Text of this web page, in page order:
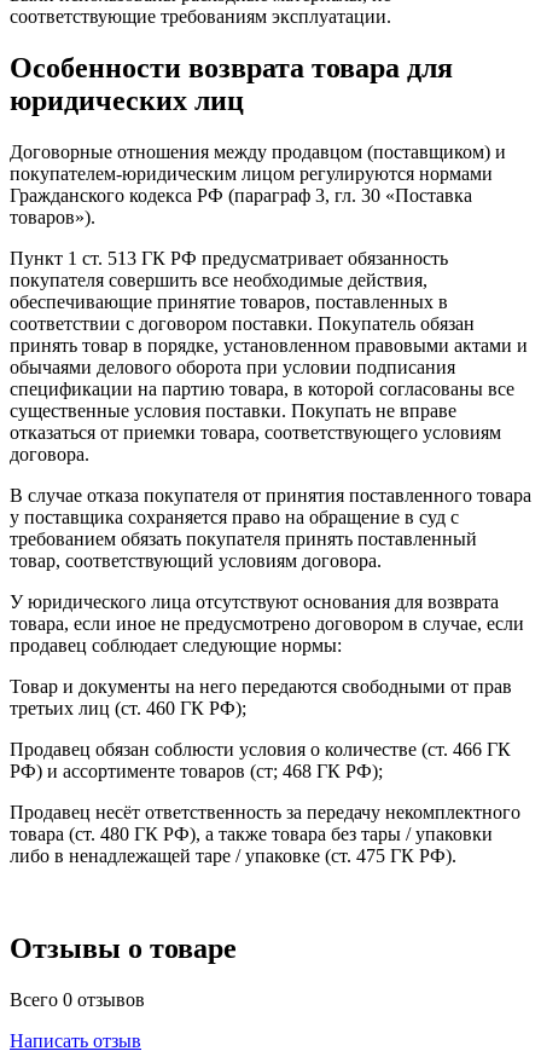
соответствующие требованиям эксплуатации.
Особенности возврата товара для
юридических лиц
Договорные отношения между продавцом (поставщиком) и
покупателем-юридическим лицом регулируются нормами
Гражданского кодекса РФ (параграф 3, гл. 30 «Поставка
товаров»).
Пункт 1 ст. 513 ГК РФ предусматривает обязанность
покупателя совершить все необходимые действия,
обеспечивающие принятие товаров, поставленных в
соответствии с договором поставки. Покупатель обязан
принять товар в порядке, установленном правовыми актами и
обычаями делового оборота при условии подписания
спецификации на партию товара, в которой согласованы все
существенные условия поставки. Покупать не вправе
отказаться от приемки товара, соответствующего условиям
договора.
В случае отказа покупателя от принятия поставленного товара
у поставщика сохраняется право на обращение в суд с
требованием обязать покупателя принять поставленный
товар, соответствующий условиям договора.
У юридического лица отсутствуют основания для возврата
товара, если иное не предусмотрено договором в случае, если
продавец соблюдает следующие нормы:
Товар и документы на него передаются свободными от прав
третьих лиц (ст. 460 ГК РФ);
Продавец обязан соблюсти условия о количестве (ст. 466 ГК
РФ) и ассортименте товаров (ст; 468 ГК РФ);
Продавец несёт ответственность за передачу некомплектного
товара (ст. 480 ГК РФ), а также товара без тары / упаковки
либо в ненадлежащей таре / упаковке (ст. 475 ГК РФ).
Отзывы о товаре
Всего 0 отзывов
Написать отзыв